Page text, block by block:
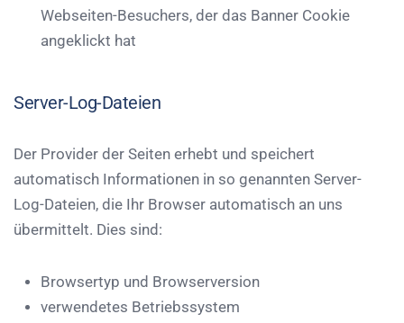
Webseiten-Besuchers, der das Banner Cookie
angeklickt hat
Server-Log-Dateien
Der Provider der Seiten erhebt und speichert
automatisch Informationen in so genannten Server-
Log-Dateien, die Ihr Browser automatisch an uns
übermittelt. Dies sind:
Browsertyp und Browserversion
verwendetes Betriebssystem